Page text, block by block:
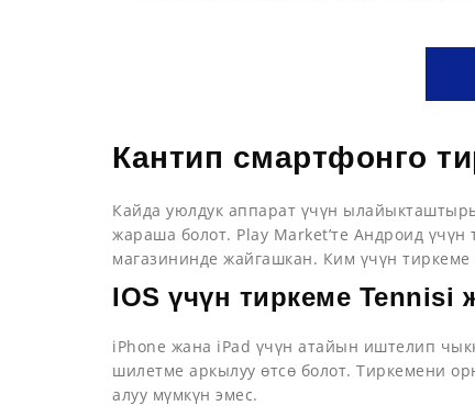
Кантип смартфонго
Кайда уюлдук аппарат үчүн
жараша болот. Play Market’те Андроид
магазининде жайгашкан. Ким үчүн тиркеме
IOS үчүн тиркеме Tennisi
iPhone жана iPad үчүн атайын иштелип
шилетме аркылуу өтсө болот. Тиркемени
алуу мүмкүн эмес.